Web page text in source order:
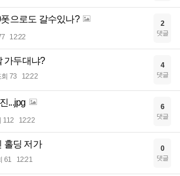
으로도 갈수있나?
12:22
2
댓글
가두대냐?
회 73 12:22
4
댓글
...jpg
112 12:22
6
댓글
홀딩 저가
61 12:21
0
댓글